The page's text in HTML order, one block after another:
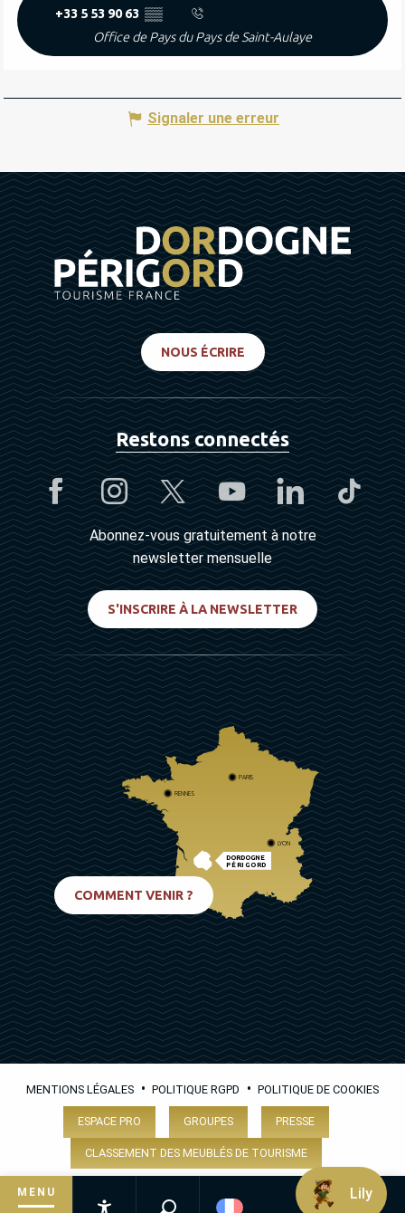
MENU
+33 5 53 90 63 ▒▒
Office de Pays du Pays de Saint-Aulaye
Signaler une erreur
NOUS ÉCRIRE
Restons connectés
Abonnez-vous gratuitement à notre
newsletter mensuelle
S'INSCRIRE À LA NEWSLETTER
DORDOGNE
PÉRIGORD
PARIS
RENNES
LYON
COMMENT VENIR ?
MENTIONS LÉGALES • POLITIQUE RGPD • POLITIQUE DE COOKIES
ESPACE PRO GROUPES PRESSE
CLASSEMENT DES MEUBLÉS DE TOURISME
Lily